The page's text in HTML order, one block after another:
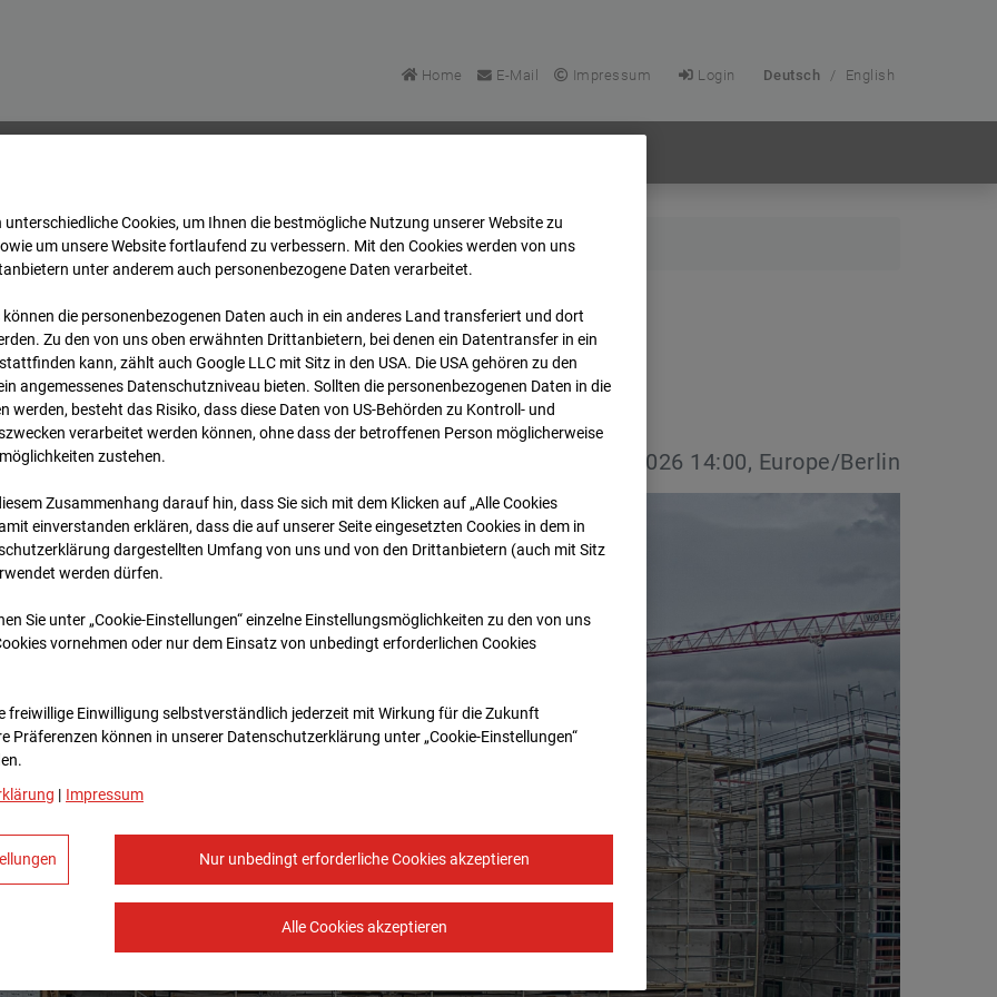
Home E-Mail Impressum Login Deutsch / English
Reutlingen Archiv 2026 07 08 14:00
Reutlingen
08.07.2026 14:00, Europe/Berlin
unterschiedliche Cookies, um Ihnen die best­mögliche Nutzung unserer Website zu
um unsere Website fortlaufend zu verbessern. Mit den Cookies werden von uns
unter anderem auch personenbezogene Daten verarbeitet.
können die personenbezogenen Daten auch in ein anderes Land transferiert und dort
Zu den von uns oben erwähnten Drittanbietern, bei denen ein Datentransfer in ein
kann, zählt auch Google LLC mit Sitz in den USA. Die USA gehören zu den
angemessenes Datenschutzniveau bieten. Sollten die personenbezogenen Daten in die
werden, besteht das Risiko, dass diese Daten von US-Behörden zu Kontroll- und
verarbeitet werden können, ohne dass der betroffenen Person möglicherweise
zustehen.
Zusammenhang darauf hin, dass Sie sich mit dem Klicken auf „Alle Cookies
ein­ver­standen erklären, dass die auf unserer Seite eingesetzten Cookies in dem in
dargestellten Umfang von uns und von den Drittanbietern (auch mit Sitz
werden dürfen.
Sie unter „Cookie-Einstellungen“ einzelne Einstellungsmöglichkeiten zu den von uns
vornehmen oder nur dem Einsatz von unbedingt erforderlichen Cookies
freiwillige Einwilligung selbstverständlich jederzeit mit Wirkung für die Zukunft
Prä­fe­renzen können in unserer Datenschutzerklärung unter „Cookie-Einstellungen“
| Impressum
Nur unbedingt erforderliche Cookies akzeptieren
Alle Cookies akzeptieren